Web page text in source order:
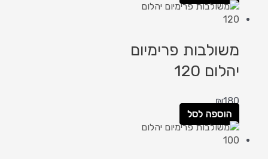
משולבות פרימיום
יהלום 120
₪180
הוספה לסל